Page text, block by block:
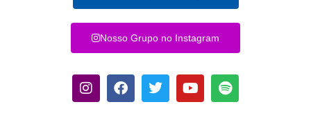
Nosso Grupo no Instagram